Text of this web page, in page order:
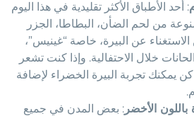
: أحد الأطباق الأكثر تقليدية في هذا اليوم
من لحم الضأن، البطاطا، الجزر
عن البيرة، خاصة “غينيس”،
خلال الاحتفالية. وإذا كنت تشعر
يمكنك تجربة البيرة الخضراء لإضافة
الأخضر : بعض المدن في جميع